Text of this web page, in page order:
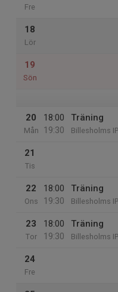
Fre
18
Lör
19
Sön
20
Mån
18:00
19:30
Träning
Billesholms IP
21
Tis
22
Ons
18:00
19:30
Träning
Billesholms IP
23
Tor
18:00
19:30
Träning
Billesholms IP
24
Fre